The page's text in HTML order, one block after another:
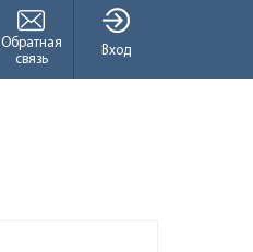
Вход
Обратная
связь